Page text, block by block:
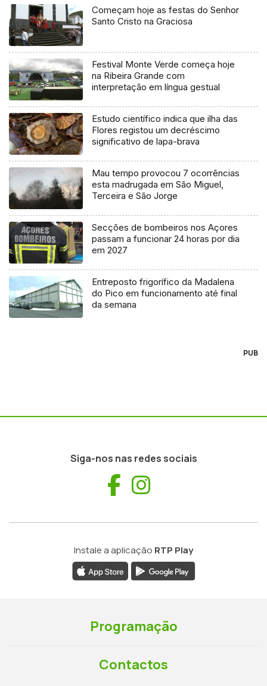
Começam hoje as festas do Senhor
Santo Cristo na Graciosa
Festival Monte Verde começa hoje
na Ribeira Grande com
interpretação em língua gestual
Estudo científico indica que ilha das
Flores registou um decréscimo
significativo de lapa-brava
Mau tempo provocou 7 ocorrências
esta madrugada em São Miguel,
Terceira e São Jorge
Secções de bombeiros nos Açores
passam a funcionar 24 horas por dia
em 2027
Entreposto frigorífico da Madalena
do Pico em funcionamento até final
da semana
PUB
Siga-nos nas redes sociais
Facebook
Instale a aplicação RTP Play
Programação
Contactos